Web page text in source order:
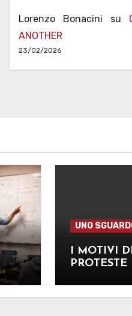
Lorenzo Bonacini su
ANOTHER
23/02/2026
UNO
I MOTIVI